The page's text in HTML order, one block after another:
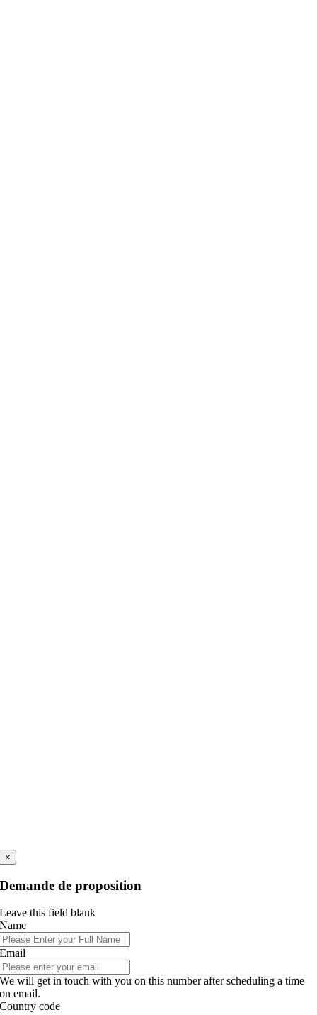
×
Demande de proposition
Leave this field blank
Name
Email
We will get in touch with you on this number after scheduling a time
on email.
Country code